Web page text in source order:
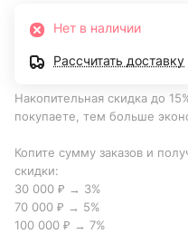
Нет в наличии
Рассчитать доставку
Накопительная скидка до
покупаете, тем больше
Копите сумму заказов и
скидки:
30 000 ₽ → 3%
70 000 ₽ → 5%
100 000 ₽ → 7%